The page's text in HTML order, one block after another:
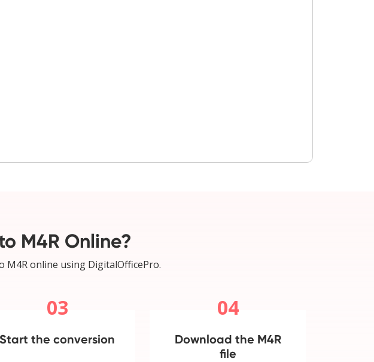
M4R Online?
M4R online using DigitalOfficePro.
03
Start the conversion
04
Download the M4R
file